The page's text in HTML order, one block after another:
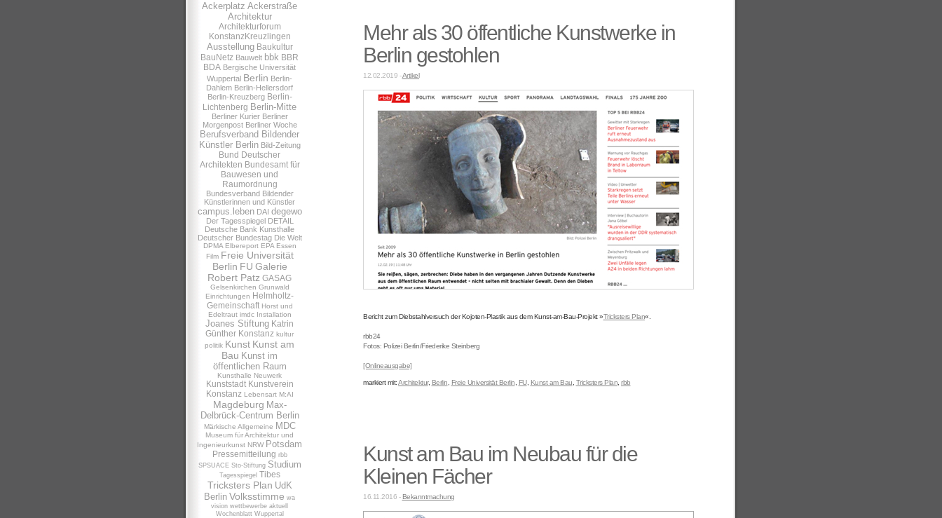
Ackerplatz Ackerstraße
Architektur
Architekturforum
KonstanzKreuzlingen
Ausstellung Baukultur
BauNetz Bauwelt bbk BBR
BDA Bergische Universität
Wuppertal Berlin Berlin-
Dahlem Berlin-Hellersdorf
Berlin-Kreuzberg Berlin-
Lichtenberg Berlin-Mitte
Berliner Kurier Berliner
Morgenpost Berliner Woche
Berufsverband Bildender
Künstler Berlin Bild-Zeitung
Bund Deutscher
Architekten Bundesamt für
Bauwesen und
Raumordnung
Bundesverband Bildender
Künstlerinnen und Künstler
campus.leben DAI degewo
Der Tagesspiegel DETAIL
Deutsche Bank Kunsthalle
Deutscher Bundestag Die Welt
DPMA Elbereport EPA Essen
Film Freie Universität
Berlin FU Galerie
Robert Patz GASAG
Gelsenkirchen Grunwald
Einrichtungen Helmholtz-
Gemeinschaft Horst und
Edeltraut imdc Installation
Joanes Stiftung Katrin
Günther Konstanz kultur
politik Kunst Kunst am
Bau Kunst im
öffentlichen Raum
Kunsthalle Neuwerk
Kunststadt Kunstverein
Konstanz Lebensart M:AI
Magdeburg Max-
Delbrück-Centrum Berlin
Märkische Allgemeine MDC
Museum für Architektur und
Ingenieurkunst NRW Potsdam
Pressemitteilung rbb
SPSUACE Sto-Stiftung Studium
Tagesspiegel Tibes
Tricksters Plan UdK
Berlin Volksstimme wa
vision wettbewerbe aktuell
Wochenblatt Wuppertal
Mehr als 30 öffentliche Kunstwerke in
Berlin gestohlen
12.02.2019 -Artikel
Bericht zum Diebstahlversuch der Kojoten-Plastik aus dem Kunst-am-Bau-Projekt »Tricksters Plan«.
rbb24
Fotos: Polizei Berlin/Friederike Steinberg
[Onlineausgabe]
markiert mit:Architektur, Berlin Freie Universität Berlin FU, Kunst am Bau Tricksters Plan rbb
Kunst am Bau im Neubau für die
Kleinen Fächer
16.11.2016 - Bekanntmachung